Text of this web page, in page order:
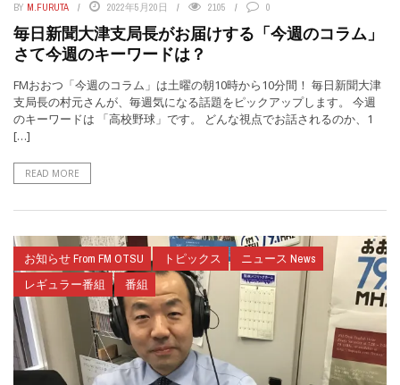
BY M.FURUTA 2022年5月20日 2105 0
毎日新聞大津支局長がお届けする「今週のコラム」
さて今週のキーワードは？
FMおおつ「今週のコラム」は土曜の朝10時から10分間！ 毎日新聞大津
支局長の村元さんが、毎週気になる話題をピックアップします。 今週
のキーワードは 「高校野球」です。 どんな視点でお話されるのか、1
[…]
READ MORE
お知らせ From FM OTSU トピックス
ニュース News
レギュラー番組
番組